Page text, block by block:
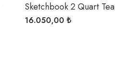
Sketchbook 2 Quart Tea
Kettle
16.050,00 ₺